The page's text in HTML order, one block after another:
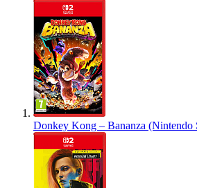
Donkey Kong – Bananza (Nintendo